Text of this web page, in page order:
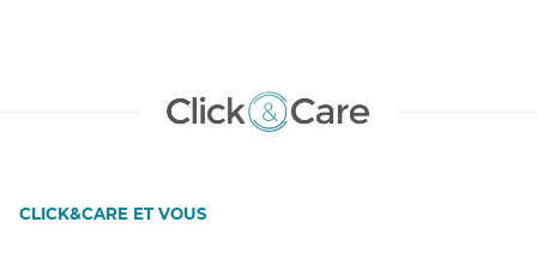
CLICK&CARE ET VOUS